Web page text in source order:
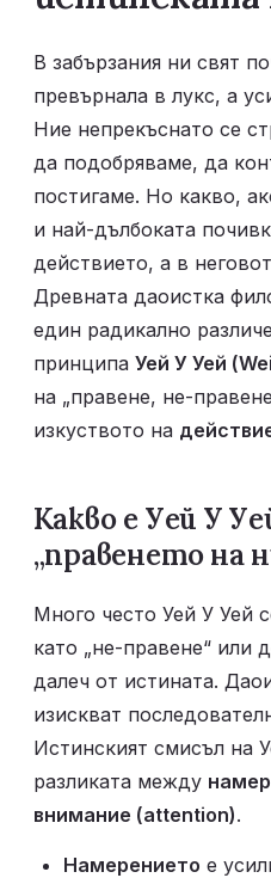
В забързания ни свят
превърнала в лукс, а
Ние непрекъснато се
да подобряваме, да
постигаме. Но какво,
и най-дълбоката
действието, а в
Древната даоистка
един радикално
принципа Уей У Уей
на „правене, не-
изкуството на
Какво е Уей У
„правенето на
Много често Уей У Уей
като „не-правене“ или
далеч от истината.
изискват
Истинският смисъл на
разликата между
внимание (attention).
Намерението е